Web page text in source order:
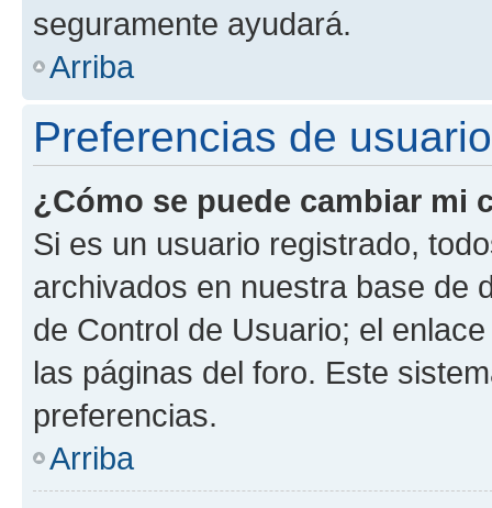
seguramente ayudará.
Arriba
Preferencias de
¿Cómo se puede cambiar mi
Si es un usuario registrado,
archivados en nuestra base de
de Control de Usuario; el
las páginas del foro. Este
preferencias.
Arriba